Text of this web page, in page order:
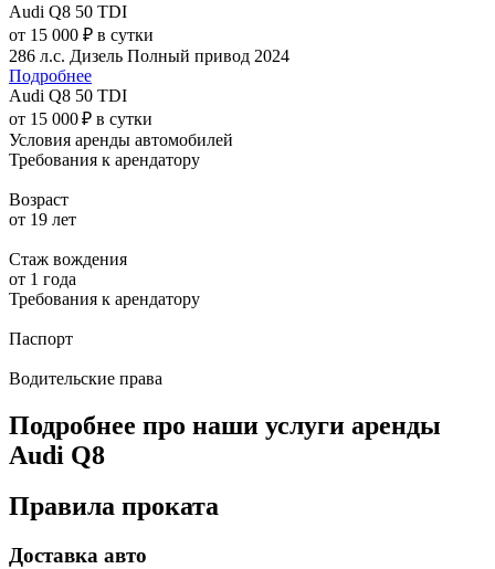
Audi Q8 50 TDI
от 15 000 ₽ в сутки
286 л.с. Дизель Полный привод 2024
Подробнее
Audi Q8 50 TDI
от 15 000 ₽ в сутки
Условия аренды автомобилей
Требования к арендатору
Возраст
от 19 лет
Стаж вождения
от 1 года
Требования к арендатору
Паспорт
Водительские права
Подробнее про наши услуги аренды
Audi Q8
Правила проката
Доставка авто